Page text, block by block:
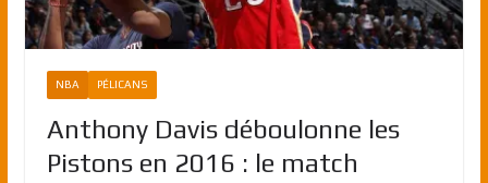
NBA PÉLICANS
Anthony Davis déboulonne les
Pistons en 2016 : le match